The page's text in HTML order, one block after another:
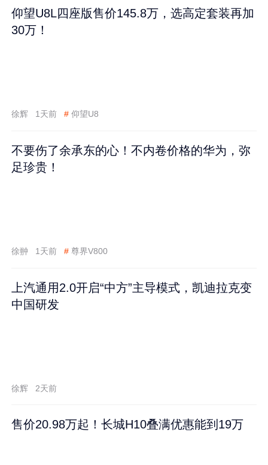
仰望U8L四座版售价145.8万，选高定套装再加
30万！
徐辉 1天前 # 仰望U8
不要伤了余承东的心！不内卷价格的华为，弥
足珍贵！
徐翀 1天前 # 尊界V800
上汽通用2.0开启“中方”主导模式，凯迪拉克变
中国研发
徐辉 2天前
售价20.98万起！长城H10叠满优惠能到19万